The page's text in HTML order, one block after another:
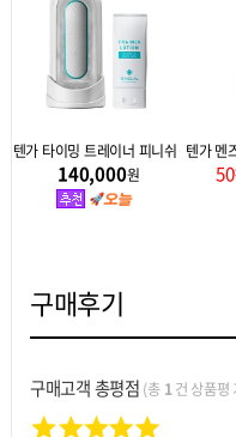
가 사은품
텐가 타이밍 트레이너 피니쉬 + 추가
140,000원
텐가 멘
50
구매후기
구매고객 총평점 (총 1 건 상품평